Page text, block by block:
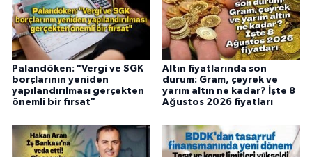
Palandöken: "Vergi ve SGK
borçlarının yeniden
yapılandırılması gerçekten
önemli bir fırsat"
Altın fiyatlarında son
durum: Gram, çeyrek ve
yarım altın ne kadar? İşte 8
Ağustos 2026 fiyatları